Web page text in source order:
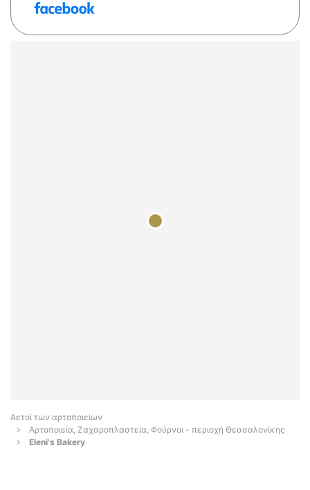
Αετοί των αρτοποιείων
Αρτοποιεία, Ζαχαροπλαστεία, Φούρνοι - περιοχή Θεσσαλονίκης
Eleni's Bakery